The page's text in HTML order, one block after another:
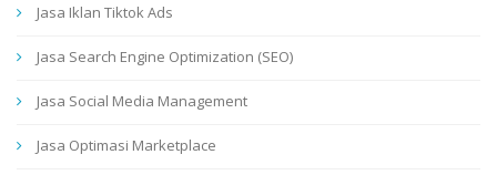
Jasa Iklan Tiktok Ads
Jasa Search Engine Optimization (SEO)
Jasa Social Media Management
Jasa Optimasi Marketplace